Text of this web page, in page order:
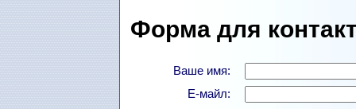
Форма для
Ваше имя:
Е-майл: